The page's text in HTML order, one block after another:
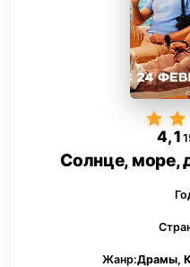
4,1
Солнце, море,
Жанр:Драмы,